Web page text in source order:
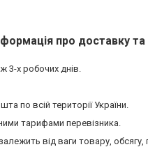
3-х робочих днів.
по всій території України.
тарифами перевізника.
від ваги товару,